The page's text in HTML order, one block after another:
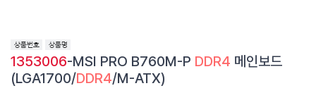
1353006-MSI PRO B760M-P DDR4 메인보드
(LGA1700/DDR4/M-ATX)